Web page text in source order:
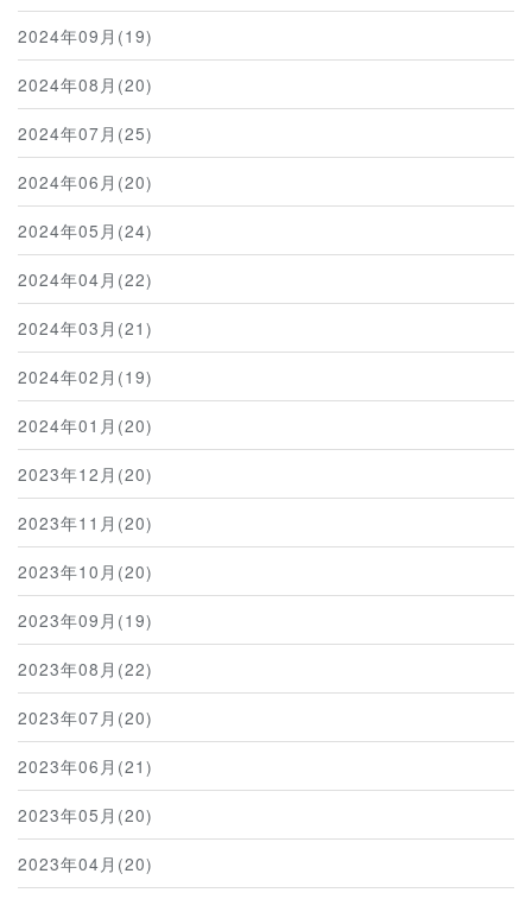
2024年09月(19)
2024年08月(20)
2024年07月(25)
2024年06月(20)
2024年05月(24)
2024年04月(22)
2024年03月(21)
2024年02月(19)
2024年01月(20)
2023年12月(20)
2023年11月(20)
2023年10月(20)
2023年09月(19)
2023年08月(22)
2023年07月(20)
2023年06月(21)
2023年05月(20)
2023年04月(20)